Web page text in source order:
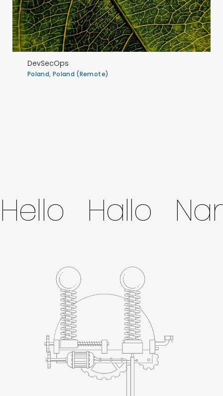
DevSecOps
Poland, Poland (Remote)
Hello Hallo